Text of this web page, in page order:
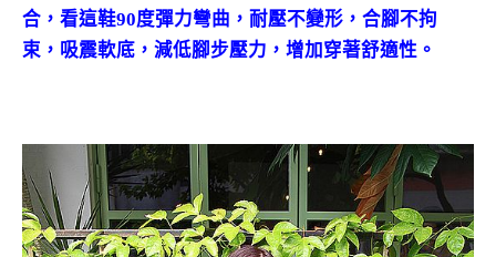
合 ，看這鞋90度彈力彎曲，耐壓不變形，合腳不拘
束，吸震軟底，減低腳步壓力，增加穿著舒適性。